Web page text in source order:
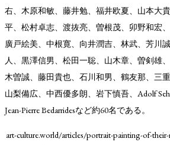
右、木原和敏、藤井勉、福井欧夏、山本大
平、松村卓志、渡抜亮、曽根茂、卯野和宏
廣戸絵美、中根寛、向井潤吉、林武、芳川
人、黒澤信男、松田一聡、山木章、曽剣雄
木曽誠、藤田貴也、石川和男、鶴友那、三
山梨備広、中西優多朗、岩下慎吾、Adolf
Jean-Pierre Bedarridesなど約60名である。
art-culture.world/articles/portrait-painting-of-their-